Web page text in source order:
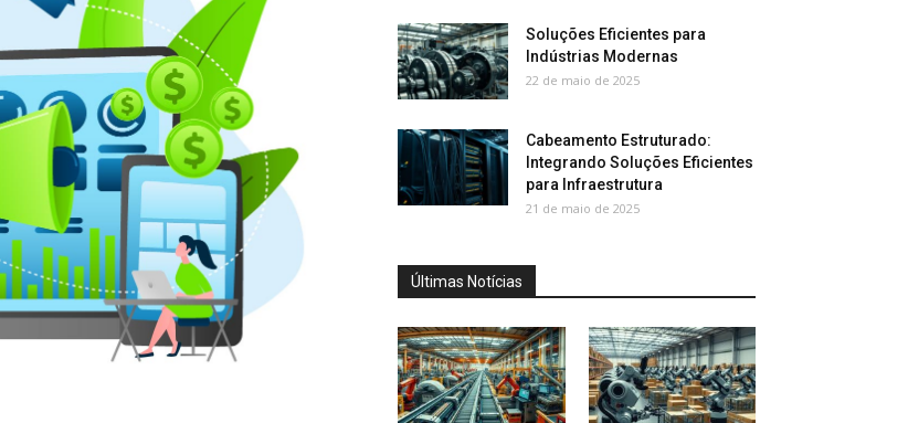
Soluções Eficientes para
Indústrias Modernas
22 de maio de 2025
Cabeamento Estruturado:
Integrando Soluções Eficientes
para Infraestrutura
21 de maio de 2025
Últimas Notícias